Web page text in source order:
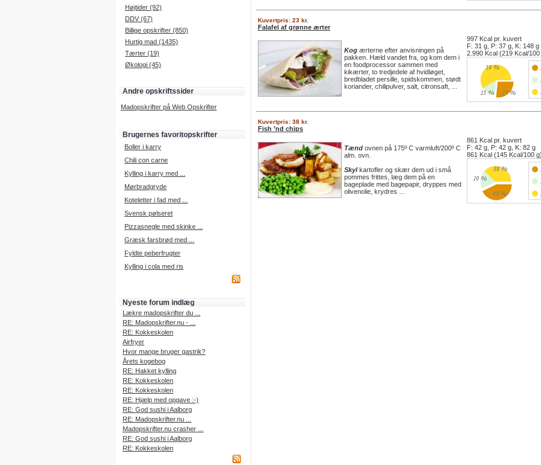
Højtider (92)
DDV (67)
Billige opskrifter (850)
Hurtig mad (1435)
Tærter (19)
Økologi (45)
Andre opskriftssider
Madopskrifter på Web Opskrifter
Brugernes favoritopskrifter
Boller i karry
Chili con carne
Kylling i karry med ...
Mørbradgryde
Koteletter i fad med ...
Svensk pølseret
Pizzasnegle med skinke ...
Græsk farsbrød med ...
Fyldte peberfrugter
Kylling i cola med ris
Nyeste forum indlæg
Lækre madopskrifter du ...
RE: Madopskrifter.nu - ...
RE: Kokkeskolen
Airfryer
Hvor mange bruger gastrik?
Årets kogebog
RE: Hakket kylling
RE: Kokkeskolen
RE: Kokkeskolen
RE: Hjælp med opgave :-)
RE: God sushi i Aalborg
RE: Madopskrifter.nu ...
Madopskrifter.nu crasher ...
RE: God sushi i Aalborg
RE: Kokkeskolen
Kuvertpris: 23 kr.
Falafel af grønne ærter
Kog ærterne efter anvisningen på
pakken. Hæld vandet fra, og kom dem i
en foodprocessor sammen med
kikærter, to tredjedele af hvidløget,
bredbladet persille, spidskommen, stødt
koriander, chilipulver, salt, citronsaft, ...
997 Kcal pr. kuvert
F: 31 g, P: 37 g, K: 148 g
2.990 Kcal (219 Kcal/100
Kuvertpris: 38 kr.
Fish ’nd chips
Tænd ovnen på 175º C varmluft/200º C
alm. ovn.
Skylkartofler og skær dem ud i små
pommes frittes, læg dem på en
bageplade med bagepapir, dryppes med
olivenolie, krydres ...
861 Kcal pr. kuvert
F: 42 g, P: 42 g, K: 82 g
861 Kcal (145 Kcal/100 g)